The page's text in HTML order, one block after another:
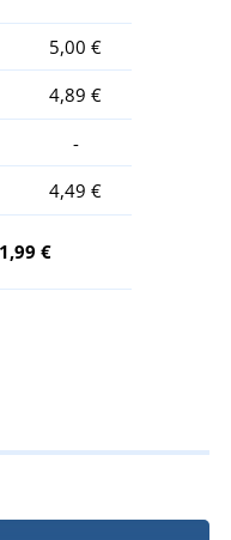
5,00 €
4,89 €
-
4,49 €
€